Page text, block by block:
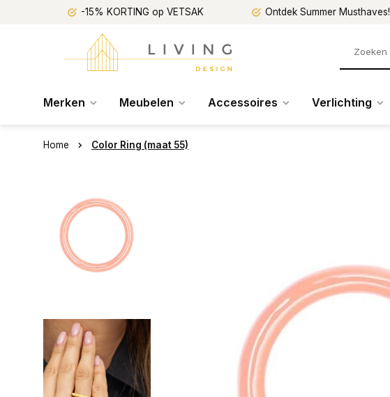
-15% KORTING op VETSAK Ontdek Summer Musthaves!
Merken Meubelen Accessoires Verlichting
Home Color Ring (maat 55)